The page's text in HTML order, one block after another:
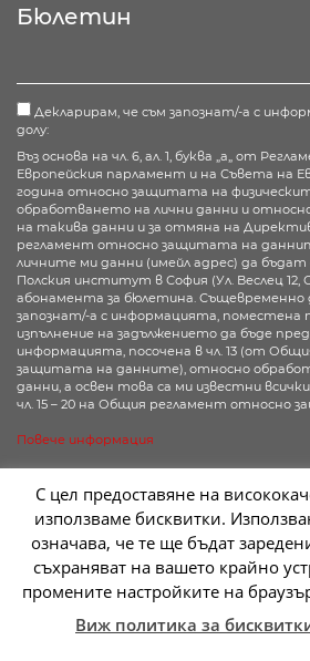
Бюлетин
Декларирам, че съм запознат/-а с
долу:
Въз основа на чл. 6, ал. 1, буква „а„ от
Европейския парламент и на Съвета на
година относно защитата на
обработването на лични данни и
на такива данни и за отмяна на
регламент относно защитата на
личните ми данни (имейл адрес) да
Полския институт в София (Ул. Веслец 12,
абонамента за бюлетина. Същевременно
запознат/-а с информацията, поместена
изпълнение на задължението да бъде
информацията, посочена в чл. 13 (от
защитата на данните), относно
данни, а освен това са ми известни
чл. 15 – 20 на Общия регламент относно
Повече информация
2026 © Instytut Polski w Sofii | Wykonanie:
С цел предоставяне на
използваме бисквитки.
означава, че те ще бъдат
съхраняват на вашето крайно
промените настройките на
Виж политика за